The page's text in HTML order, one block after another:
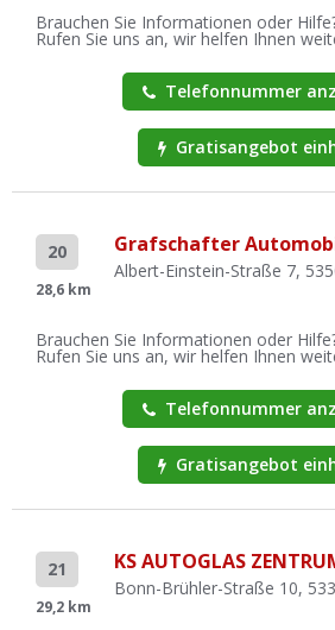
Brauchen Sie Informationen oder
Rufen Sie uns an, wir helfen Ihnen
Telefonnummer
Gratisangebot
20
28,6 km
Grafschafter
Albert-Einstein-Straße 7,
Brauchen Sie Informationen oder
Rufen Sie uns an, wir helfen Ihnen
Telefonnummer
Gratisangebot
21
29,2 km
KS AUTOGLAS
Bonn-Brühler-Straße 10,